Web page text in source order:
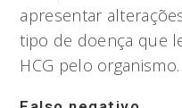
apresentar
tipo de doença que
HCG pelo organismo.